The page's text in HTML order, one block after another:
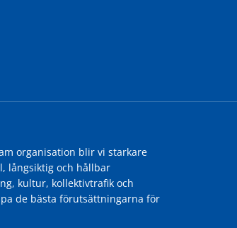
organisation blir vi starkare
långsiktig och hållbar
kultur, kollektivtrafik och
de bästa förutsättningarna för